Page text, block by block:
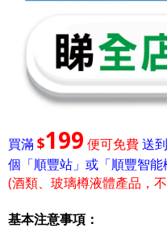
買滿$199 便可免費送
個「順豐站」或「順豐智能
(酒類、玻璃樽液體產品，
基本注意事項：